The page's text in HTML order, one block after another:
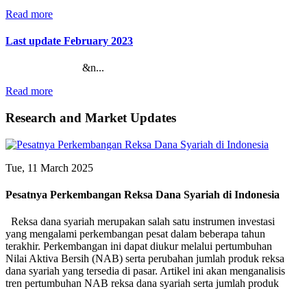
Read more
Last update February 2023
&n...
Read more
Research and Market Updates
Tue, 11 March 2025
Pesatnya Perkembangan Reksa Dana Syariah di Indonesia
Reksa dana syariah merupakan salah satu instrumen investasi
yang mengalami perkembangan pesat dalam beberapa tahun
terakhir. Perkembangan ini dapat diukur melalui pertumbuhan
Nilai Aktiva Bersih (NAB) serta perubahan jumlah produk reksa
dana syariah yang tersedia di pasar. Artikel ini akan menganalisis
tren pertumbuhan NAB reksa dana syariah serta jumlah produk